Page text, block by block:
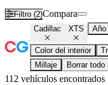
Filtro (2)Compara
Cadillac XTS Año
Color del interior
Millaje
Borrar todo
112 vehículos encontrados